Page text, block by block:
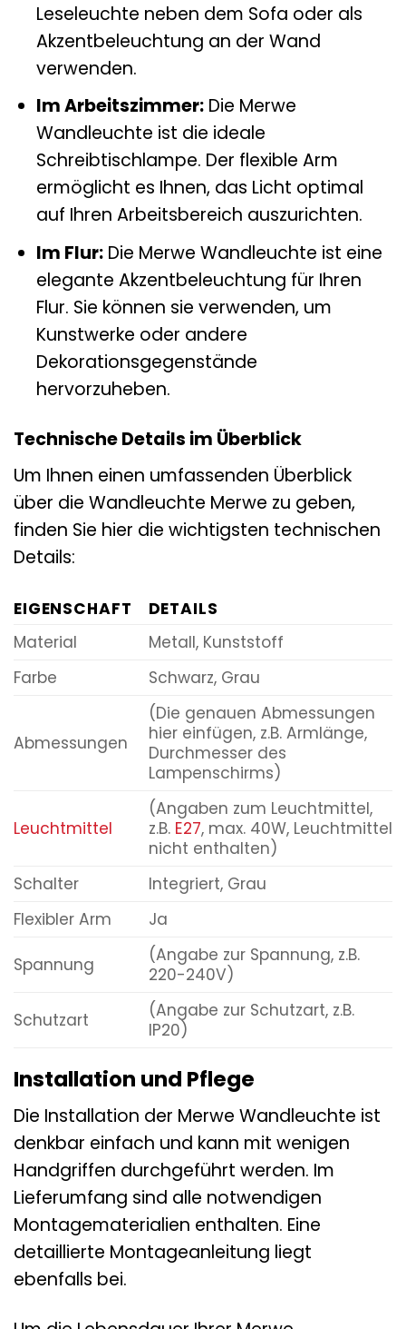
Leseleuchte neben dem Sofa oder als
Akzentbeleuchtung an der Wand
verwenden.
Im Arbeitszimmer:Die Merwe
Wandleuchte ist die ideale
Schreibtischlampe. Der flexible Arm
ermöglicht es Ihnen, das Licht optimal
auf Ihren Arbeitsbereich auszurichten.
Im Flur:Die Merwe Wandleuchte ist eine
elegante Akzentbeleuchtung für Ihren
Flur. Sie können sie verwenden, um
Kunstwerke oder andere
Dekorationsgegenstände
hervorzuheben.
Technische Details im Überblick
Um Ihnen einen umfassenden Überblick
über die Wandleuchte Merwe zu geben,
finden Sie hier die wichtigsten technischen
Details:
EIGENSCHAFT
DETAILS
Material
Metall, Kunststoff
Farbe
Schwarz, Grau
Abmessungen
(Die genauen Abmessungen
hier einfügen, z.B. Armlänge,
Durchmesser des
Lampenschirms)
Leuchtmittel
(Angaben zum Leuchtmittel,
z.B. E27, max. 40W, Leuchtmittel
nicht enthalten)
Schalter
Integriert, Grau
Flexibler Arm
Ja
Spannung
(Angabe zur Spannung, z.B.
220-240V)
Schutzart
(Angabe zur Schutzart, z.B.
IP20)
Installation und Pflege
Die Installation der Merwe Wandleuchte ist
denkbar einfach und kann mit wenigen
Handgriffen durchgeführt werden. Im
Lieferumfang sind alle notwendigen
Montagematerialien enthalten. Eine
detaillierte Montageanleitung liegt
ebenfalls bei.